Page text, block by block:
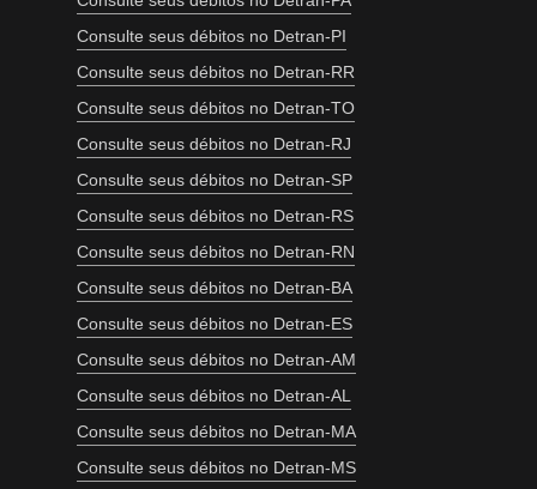
Consulte seus débitos no Detran-PI
Consulte seus débitos no Detran-RR
Consulte seus débitos no Detran-TO
Consulte seus débitos no Detran-RJ
Consulte seus débitos no Detran-SP
Consulte seus débitos no Detran-RS
Consulte seus débitos no Detran-RN
Consulte seus débitos no Detran-BA
Consulte seus débitos no Detran-ES
Consulte seus débitos no Detran-AM
Consulte seus débitos no Detran-AL
Consulte seus débitos no Detran-MA
Consulte seus débitos no Detran-MS